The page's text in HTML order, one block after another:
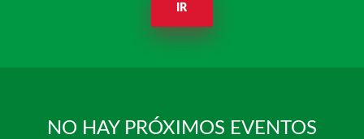
IR
NO HAY PRÓXIMOS EVENTOS